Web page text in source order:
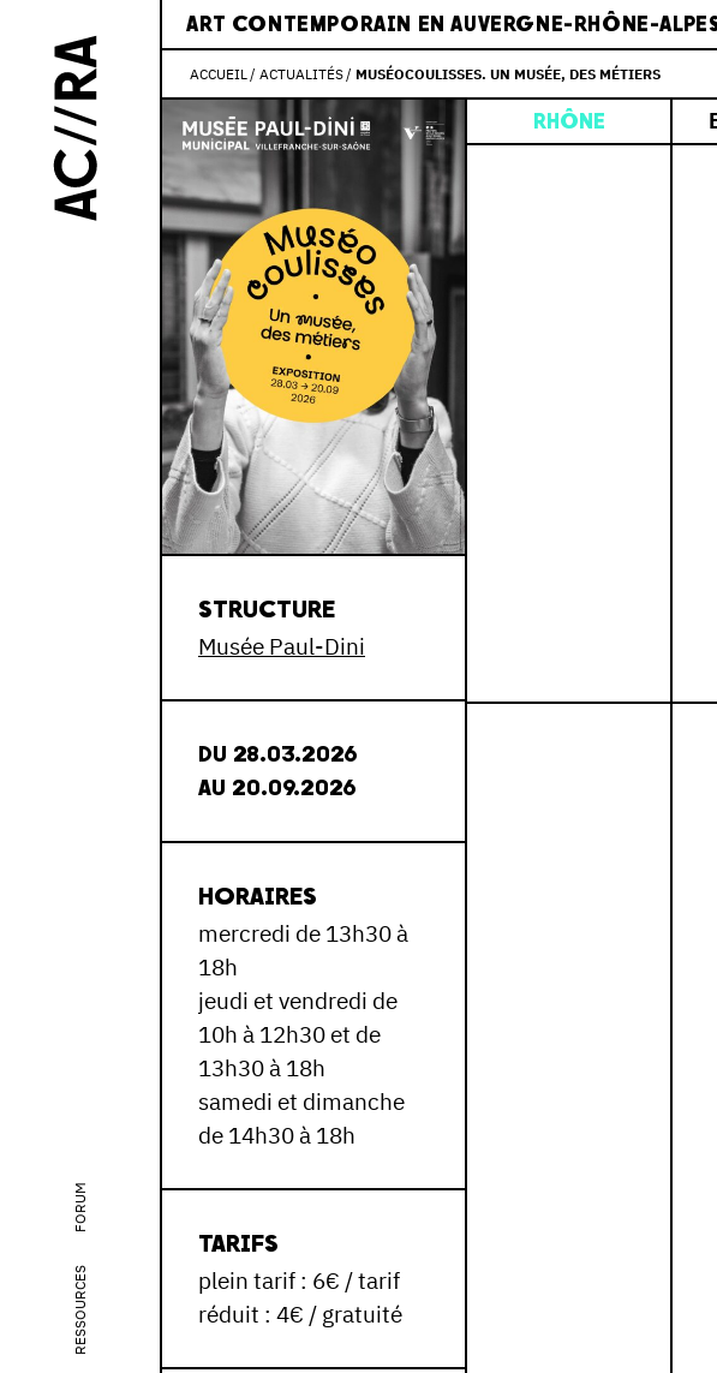
ART CONTEMPORAIN EN AUVERGNE-RHÔNE-
RESSOURCES
FORUM
ACCUEIL ACTUALITÉS MUSÉOCOULISSES. UN MUSÉE, DES MÉTIERS
RHÔNE
STRUCTURE
Musée Paul-Dini
DU 28.03.2026
AU 20.09.2026
HORAIRES
mercredi de 13h30 à
18h
jeudi et vendredi de
10h à 12h30 et de
13h30 à 18h
samedi et dimanche
de 14h30 à 18h
TARIFS
plein tarif : 6€ / tarif
réduit : 4€ / gratuité